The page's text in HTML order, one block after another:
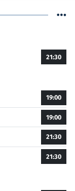
21:30
19:00
19:00
21:30
21:30